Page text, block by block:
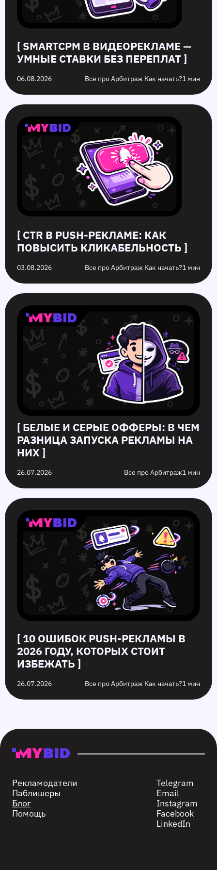
[ SMARTCPM В ВИДЕОРЕКЛАМЕ —
УМНЫЕ СТАВКИ БЕЗ ПЕРЕПЛАТ ]
06.08.2026 Все про Арбитраж Как начать?1 мин
[ CTR В PUSH-РЕКЛАМЕ: КАК
ПОВЫСИТЬ КЛИКАБЕЛЬНОСТЬ ]
03.08.2026 Все про Арбитраж Как начать?1 мин
[ БЕЛЫЕ И СЕРЫЕ ОФФЕРЫ: В ЧЕМ
РАЗНИЦА ЗАПУСКА РЕКЛАМЫ НА
НИХ ]
26.07.2026 Все про Арбитраж1 мин
[ 10 ОШИБОК PUSH‑РЕКЛАМЫ В
2026 ГОДУ, КОТОРЫХ СТОИТ
ИЗБЕЖАТЬ ]
26.07.2026 Все про Арбитраж Как начать?1 мин
Рекламодатели
Паблишеры
Блог
Помощь
Telegram
Email
Instagram
Facebook
LinkedIn